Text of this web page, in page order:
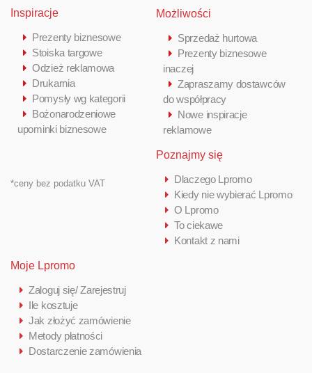
Inspiracje
Prezenty biznesowe
Stoiska targowe
Odzież reklamowa
Drukarnia
Pomysły wg kategorii
Bożonarodzeniowe
upominki biznesowe
*ceny bez podatku VAT
Możliwości
Sprzedaż hurtowa
Prezenty biznesowe
inaczej
Zapraszamy dostawców
do współpracy
Nowe inspiracje
reklamowe
Poznajmy się
Dlaczego Lpromo
Kiedy nie wybierać Lpromo
O Lpromo
To ciekawe
Kontakt z nami
Moje Lpromo
Zaloguj się/ Zarejestruj
Ile kosztuje
Jak złożyć zamówienie
Metody płatności
Dostarczenie zamówienia